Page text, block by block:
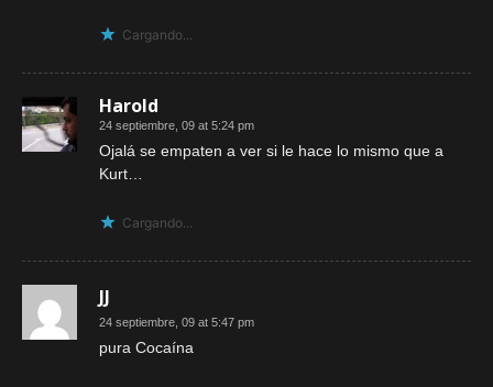
Cargando...
Harold
24 septiembre, 09 at 5:24 pm
Ojalá se empaten a ver si le hace lo mismo que a
Kurt…
Cargando...
JJ
24 septiembre, 09 at 5:47 pm
pura Cocaína